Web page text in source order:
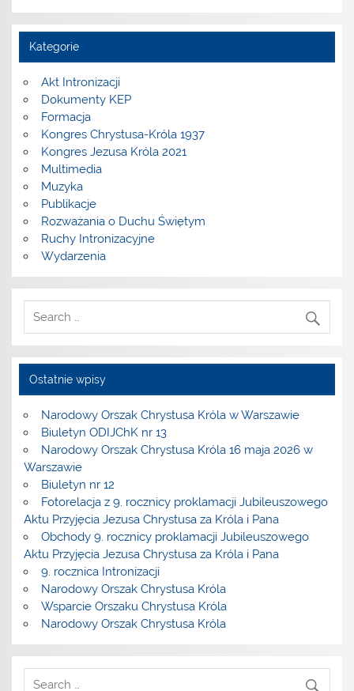
Kategorie
Akt Intronizacji
Dokumenty KEP
Formacja
Kongres Chrystusa-Króla 1937
Kongres Jezusa Króla 2021
Multimedia
Muzyka
Publikacje
Rozważania o Duchu Świętym
Ruchy Intronizacyjne
Wydarzenia
Ostatnie wpisy
Narodowy Orszak Chrystusa Króla w Warszawie
Biuletyn ODIJChK nr 13
Narodowy Orszak Chrystusa Króla 16 maja 2026 w
Warszawie
Biuletyn nr 12
Fotorelacja z 9. rocznicy proklamacji Jubileuszowego
Aktu Przyjęcia Jezusa Chrystusa za Króla i Pana
Obchody 9. rocznicy proklamacji Jubileuszowego
Aktu Przyjęcia Jezusa Chrystusa za Króla i Pana
9. rocznica Intronizacji
Narodowy Orszak Chrystusa Króla
Wsparcie Orszaku Chrystusa Króla
Narodowy Orszak Chrystusa Króla